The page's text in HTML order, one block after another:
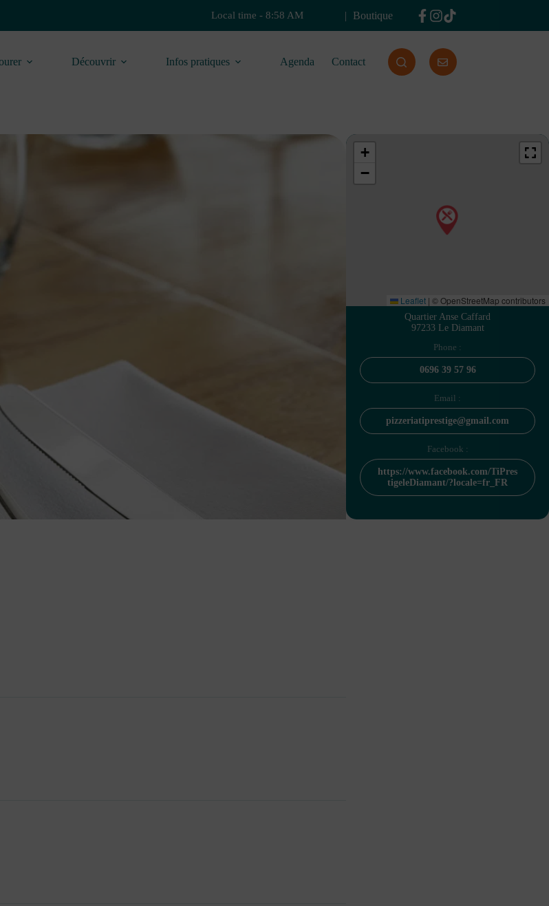
Local time - 8:58 AM Boutique
Découvrir Infos pratiques Agenda Contact
+
−
Leaflet | © OpenStreetMap contributors
Quartier Anse Caffard
97233 Le Diamant
Phone :
0696 39 57 96
Email :
pizzeriatiprestige@gmail.com
Facebook :
https://www.facebook.com/TiPres
tigeleDiamant/?locale=fr_FR